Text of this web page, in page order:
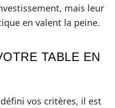
mais leur
en valent la peine.
TABLE EN
vos critères, il est